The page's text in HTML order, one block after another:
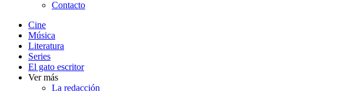
Contacto
Cine
Música
Literatura
Series
El gato escritor
Ver más
La redacción